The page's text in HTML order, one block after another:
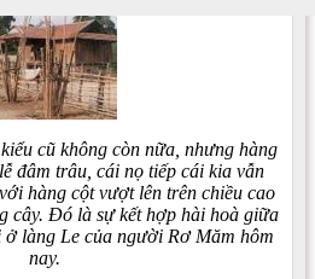
cũ không còn nữa, nhưng hàng
đâm trâu, cái nọ tiếp cái kia vẫn
hàng cột vượt lên trên chiều cao
cây. Ðó là sự kết hợp hài hoà giữa
ở làng Le của người Rơ Măm hôm
nay.